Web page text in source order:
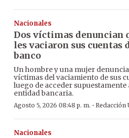
Nacionales
Dos víctimas denuncian
les vaciaron sus cuentas
banco
Un hombre y una mujer
víctimas del vaciamiento de sus
luego de acceder supuestamente
entidad bancaria.
Agosto 5, 2026 08:48 p. m. · Redacción
Nacionales